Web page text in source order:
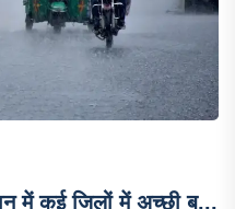
में कई जिलों में अच्छी ब...